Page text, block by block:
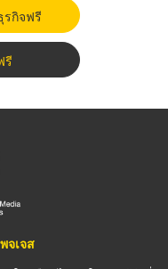
กิจฟรี
รี
จเจส